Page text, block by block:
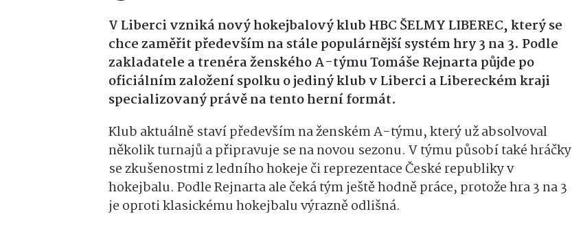
V Liberci vzniká nový hokejbalový klub HBC ŠELMY LIBEREC, který se
chce zaměřit především na stále populárnější systém hry 3 na 3. Podle
zakladatele a trenéra ženského A-týmu Tomáše Rejnarta půjde po
oficiálním založení spolku o jediný klub v Liberci a Libereckém kraji
specializovaný právě na tento herní formát.
Klub aktuálně staví především na ženském A-týmu, který už absolvoval
několik turnajů a připravuje se na novou sezonu. V týmu působí také hráčky
se zkušenostmi z ledního hokeje či reprezentace České republiky v
hokejbalu. Podle Rejnarta ale čeká tým ještě hodně práce, protože hra 3 na 3
je oproti klasickému hokejbalu výrazně odlišná.